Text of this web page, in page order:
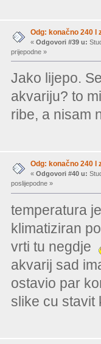
Odg: konačno 240 l
« Odgovori #39 u:
prijepodne »
Jako lijepo.
akvariju? to
ribe, a nisam
Odg: konačno 240 l
« Odgovori #40 u:
poslijepodne »
temperatura
klimatiziran
vrti tu negdje
akvarij sad
ostavio par
slike cu stavit